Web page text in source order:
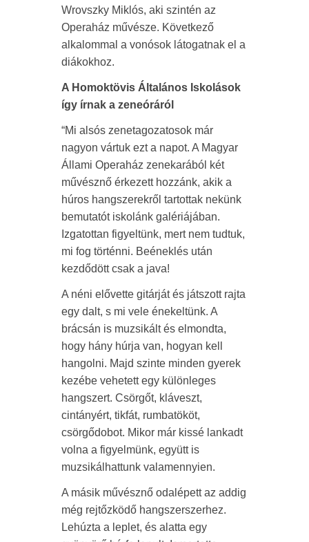
Wrovszky Miklós, aki szintén az
Operaház művésze. Következő
alkalommal a vonósok látogatnak el a
diákokhoz.
A Homoktövis Általános Iskolások
így írnak a zeneóráról
“Mi alsós zenetagozatosok már
nagyon vártuk ezt a napot. A Magyar
Állami Operaház zenekarából két
művésznő érkezett hozzánk, akik a
húros hangszerekről tartottak nekünk
bemutatót iskolánk galériájában.
Izgatottan figyeltünk, mert nem tudtuk,
mi fog történni. Beéneklés után
kezdődött csak a java!
A néni elővette gitárját és játszott rajta
egy dalt, s mi vele énekeltünk. A
brácsán is muzsikált és elmondta,
hogy hány húrja van, hogyan kell
hangolni. Majd szinte minden gyerek
kezébe vehetett egy különleges
hangszert. Csörgőt, kláveszt,
cintányért, tikfát, rumbatököt,
csörgődobot. Mikor már kissé lankadt
volna a figyelmünk, együtt is
muzsikálhattunk valamennyien.
A másik művésznő odalépett az addig
még rejtőzködő hangszerszerhez.
Lehúzta a leplet, és alatta egy